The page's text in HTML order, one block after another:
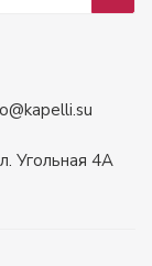
Угольная 4А